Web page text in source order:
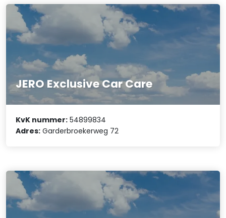
JERO Exclusive Car Care
KvK nummer: 54899834
Adres: Garderbroekerweg 72